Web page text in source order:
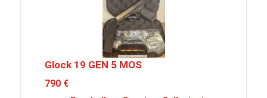
Glock 19 GEN 5 MOS
790 €